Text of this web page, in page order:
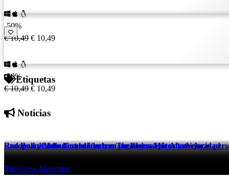
UK
VI
ZH
-50%
€ 10,49 € 10,49
-50%
€ 10,49 € 10,49
Etiquetas
Noticias
European Clubs Guardians trae jugadores épicos y mejoras
eFootball™ 520 days ago
Red Bull y Motorfest se Unen en un Pódcast de Alta Velocidad
The Crew Motorfest
Red Bull desafía la velocidad en The Crew Motorfest
The Crew Motorfest